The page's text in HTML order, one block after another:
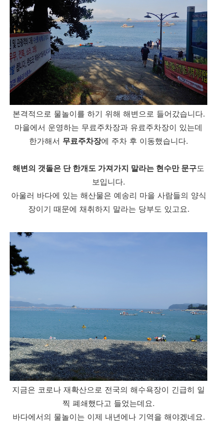
본격적으로 물놀이를 하기 위해 해변으로 들어갔습니다.
마을에서 운영하는 무료주차장과 유료주차장이 있는데
한가해서 무료주차장에 주차 후 이동했습니다.
해변의 갯돌은 단 한개도 가져가지 말라는 현수만 문구도
보입니다.
아울러 바다에 있는 해산물은 예송리 마을 사람들의 양식
장이기 때문에 채취하지 말라는 당부도 있고요.
지금은 코로나 재확산으로 전국의 해수욕장이 긴급히 일
찍 폐쇄했다고 들었는데요.
바다에서의 물놀이는 이제 내년에나 기역을 해야겠네요.